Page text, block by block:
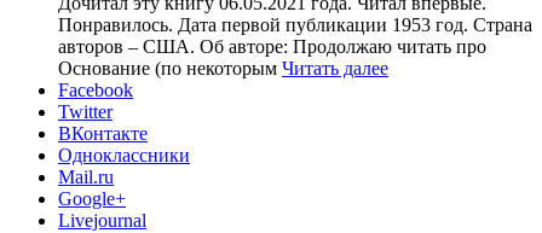
Понравилось. Дата первой публикации 1953 год. Страна
авторов – США. Об авторе: Продолжаю читать про
Основание (по некоторым Читать далее
Facebook
Twitter
ВКонтакте
Одноклассники
Mail.ru
Google+
Livejournal